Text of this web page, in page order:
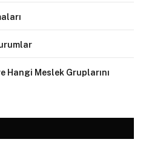
Hangi Meslek Gruplarını